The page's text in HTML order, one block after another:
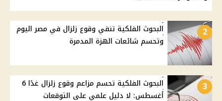
2
البحوث الفلكية تنفي وقوع زلزال في مصر اليوم
وتحسم شائعات الهزة المدمرة
3
البحوث الفلكية تحسم مزاعم وقوع زلزال غدًا 6
أغسطس: لا دليل علمي على التوقعات